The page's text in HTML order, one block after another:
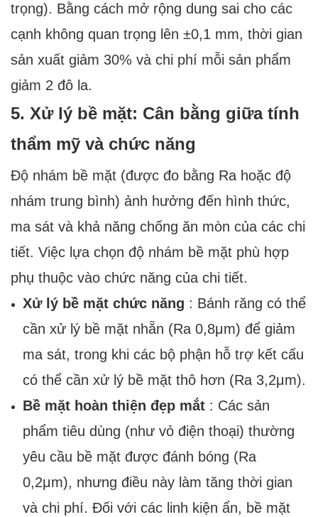
trọng). Bằng cách mở rộng dung sai cho các
cạnh không quan trọng lên ±0,1 mm, thời gian
sản xuất giảm 30% và chi phí mỗi sản phẩm
giảm 2 đô la.
5. Xử lý bề mặt: Cân bằng giữa tính
thẩm mỹ và chức năng
Độ nhám bề mặt (được đo bằng Ra hoặc độ
nhám trung bình) ảnh hưởng đến hình thức,
ma sát và khả năng chống ăn mòn của các chi
tiết. Việc lựa chọn độ nhám bề mặt phù hợp
phụ thuộc vào chức năng của chi tiết.
Xử lý bề mặt chức năng : Bánh răng có thể
cần xử lý bề mặt nhẵn (Ra 0,8μm) để giảm
ma sát, trong khi các bộ phận hỗ trợ kết cấu
có thể cần xử lý bề mặt thô hơn (Ra 3,2μm).
Bề mặt hoàn thiện đẹp mắt : Các sản
phẩm tiêu dùng (như vỏ điện thoại) thường
yêu cầu bề mặt được đánh bóng (Ra
0,2μm), nhưng điều này làm tăng thời gian
và chi phí. Đối với các linh kiện ẩn, bề mặt